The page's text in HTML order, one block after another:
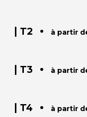
T2 • à partir
T3 • à partir
T4 • à partir